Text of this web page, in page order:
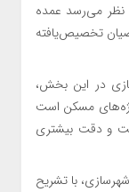
نظر می‌رسد عمده
تخصیص‌یافته
در این بخش،
مسکن است
و دقت بیشتری
با تشریح